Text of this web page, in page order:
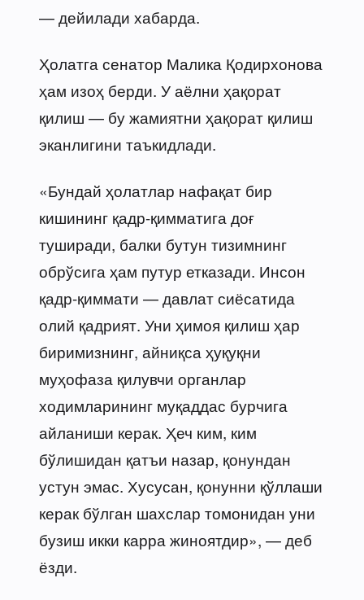
— дейилади хабарда.
Ҳолатга сенатор Малика Қодирхонова
ҳам изоҳ берди. У аёлни ҳақорат
қилиш — бу жамиятни ҳақорат қилиш
эканлигини таъкидлади.
«Бундай ҳолатлар нафақат бир
кишининг қадр-қимматига доғ
туширади, балки бутун тизимнинг
обрўсига ҳам путур етказади. Инсон
қадр-қиммати — давлат сиёсатида
олий қадрият. Уни ҳимоя қилиш ҳар
биримизнинг, айниқса ҳуқуқни
муҳофаза қилувчи органлар
ходимларининг муқаддас бурчига
айланиши керак. Ҳеч ким, ким
бўлишидан қатъи назар, қонундан
устун эмас. Хусусан, қонунни қўллаши
керак бўлган шахслар томонидан уни
бузиш икки карра жиноятдир», — деб
ёзди.